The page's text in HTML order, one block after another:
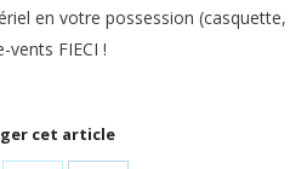
en votre possession (casquette,
FIECI !
cet article